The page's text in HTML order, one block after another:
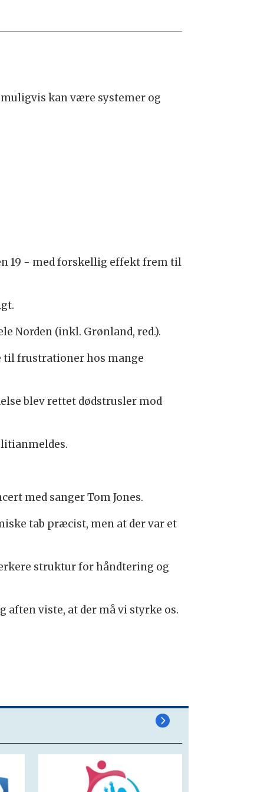
kan være systemer og
19 - med forskellig effekt frem til
Norden (inkl. Grønland, red.).
til frustrationer hos mange
blev rettet dødstrusler mod
med sanger Tom Jones.
tab præcist, men at der var et
struktur for håndtering og
viste, at der må vi styrke os.